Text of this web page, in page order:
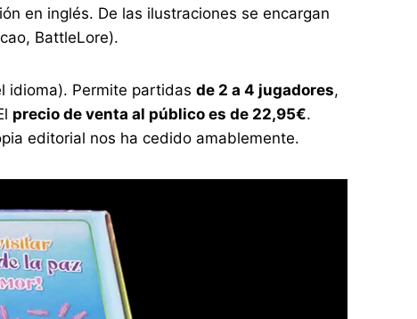
en inglés. De las ilustraciones se encargan
BattleLore).
idioma). Permite partidasde 2 a 4 jugadores,
precio de venta al público es de 22,95€.
editorial nos ha cedido amablemente.